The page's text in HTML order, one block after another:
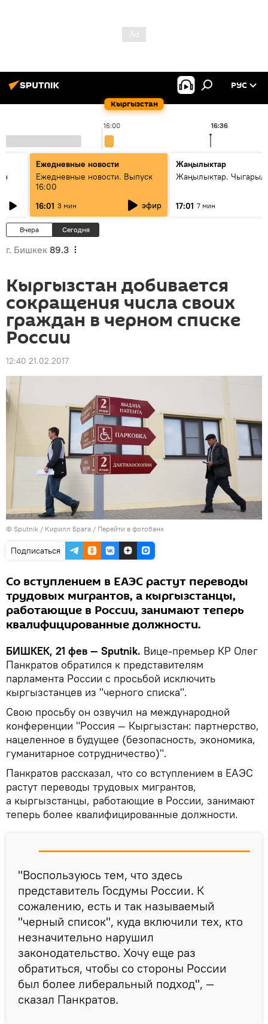
Кыргызстан
РУС
16:00 16:36
Ежедневные новости
Ежедневные новости. Выпуск
16:00
16:01 3 мин эфир
Жаңылыктар
Жаңылыктар.
17:01 7 мин
Вчера Сегодня
г. Бишкек 89.3
Кыргызстан добивается
сокращения числа своих
граждан в черном списке
России
12:40 21.02.2017
© Sputnik / Кирилл Брага / Перейти в фотобанк
Подписаться
Со вступлением в ЕАЭС растут переводы
трудовых мигрантов, а кыргызстанцы,
работающие в России, занимают теперь
квалифицированные должности.
БИШКЕК, 21 фев — Sputnik. Вице-премьер КР Олег
Панкратов обратился к представителям
парламента России с просьбой исключить
кыргызстанцев из "черного списка".
Свою просьбу он озвучил на международной
конференции "Россия — Кыргызстан: партнерство,
нацеленное в будущее (безопасность, экономика,
гуманитарное сотрудничество)".
Панкратов рассказал, что со вступлением в ЕАЭС
растут переводы трудовых мигрантов,
а кыргызстанцы, работающие в России, занимают
теперь более квалифицированные должности.
"Воспользуюсь тем, что здесь
представитель Госдумы России. К
сожалению, есть и так называемый
"черный список", куда включили тех, кто
незначительно нарушил
законодательство. Хочу еще раз
обратиться, чтобы со стороны России
был более либеральный подход", —
сказал Панкратов.